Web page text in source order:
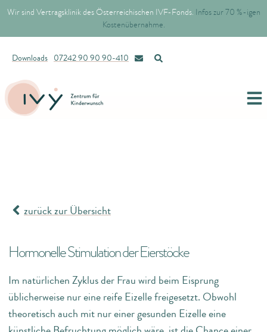
Wir sind Vertragsklinik des Österreichischen IVF-Fonds. Infos zur 70 %-igen
Kostenübernahme.
Downloads 07242 90 90 90-410
zurück zur Übersicht
Hormonelle Stimulation der Eierstöcke
Im natürlichen Zyklus der Frau wird beim Eisprung
üblicherweise nur eine reife Eizelle freigesetzt. Obwohl
theoretisch auch mit nur einer gesunden Eizelle eine